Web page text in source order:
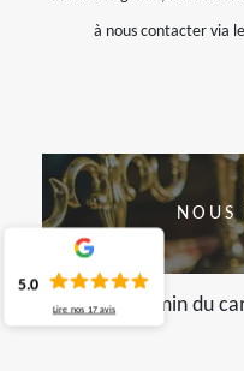
à nous contacter via
NOUS
chemin du
5.0
Lire nos 17 avis